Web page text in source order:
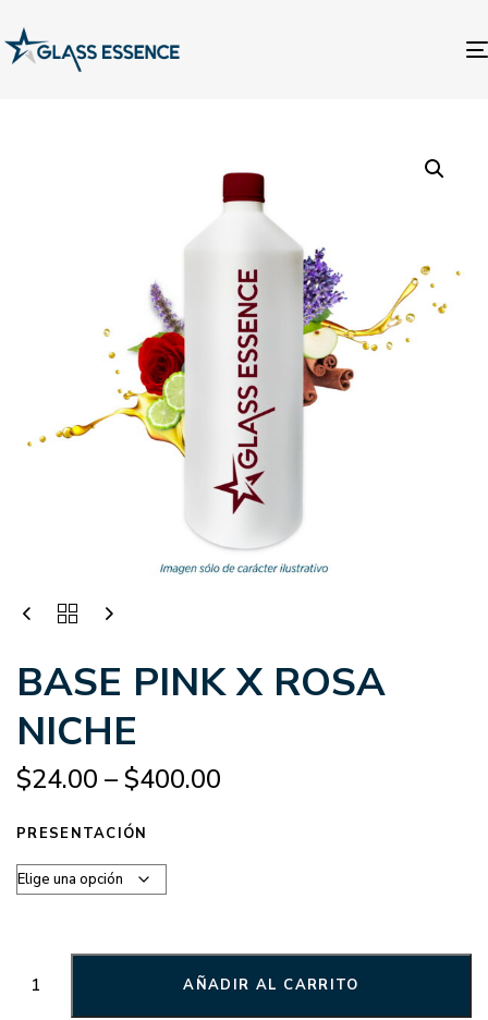
BASE PINK X ROSA
NICHE
$24.00 –$400.00
PRESENTACIÓN
AÑADIR AL CARRITO